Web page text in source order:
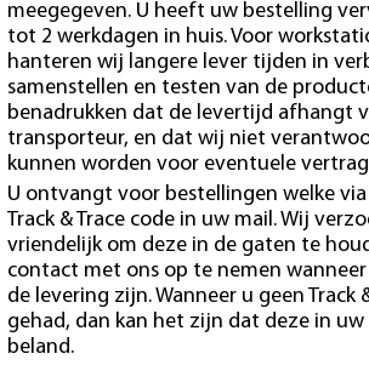
meegegeven. U heeft uw bestelling
tot 2 werkdagen in huis. Voor
hanteren wij langere lever tijden in
samenstellen en testen van de
benadrukken dat de levertijd afhangt
transporteur, en dat wij niet
kunnen worden voor eventuele
U ontvangt voor bestellingen welke
Track & Trace code in uw mail. Wij
vriendelijk om deze in de gaten te
contact met ons op te nemen
de levering zijn. Wanneer u geen Track
gehad, dan kan het zijn dat deze in
beland.